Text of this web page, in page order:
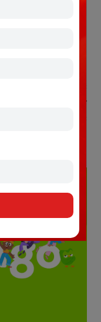
và nhận diện các
trả lời. Điều này
thông qua việc